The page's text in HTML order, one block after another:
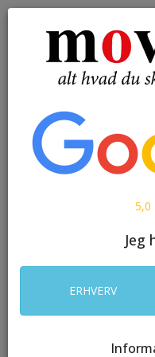
Toggle
Jeg
ERHVERV